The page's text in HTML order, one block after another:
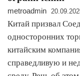
metroadmin
Китай призвал
односторонних
китайским
справедливую и